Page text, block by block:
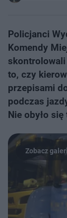
Policjanci
Komendy
to, czy
przepisami
podczas
Nie obyło